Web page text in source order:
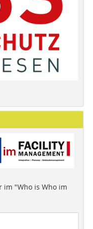
im "Who is Who im